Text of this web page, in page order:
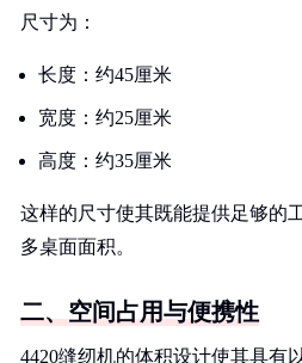
尺寸为：
长度：约45厘米
宽度：约25厘米
高度：约35厘米
这样的尺寸使其既能提供足够的
多桌面面积。
二、空间占用与便携性
4420缝纫机的体积设计使其具有